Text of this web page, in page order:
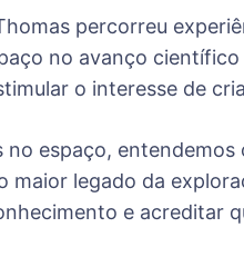
percorreu
no avanço
o interesse de
no espaço,
maior legado da
e acreditar